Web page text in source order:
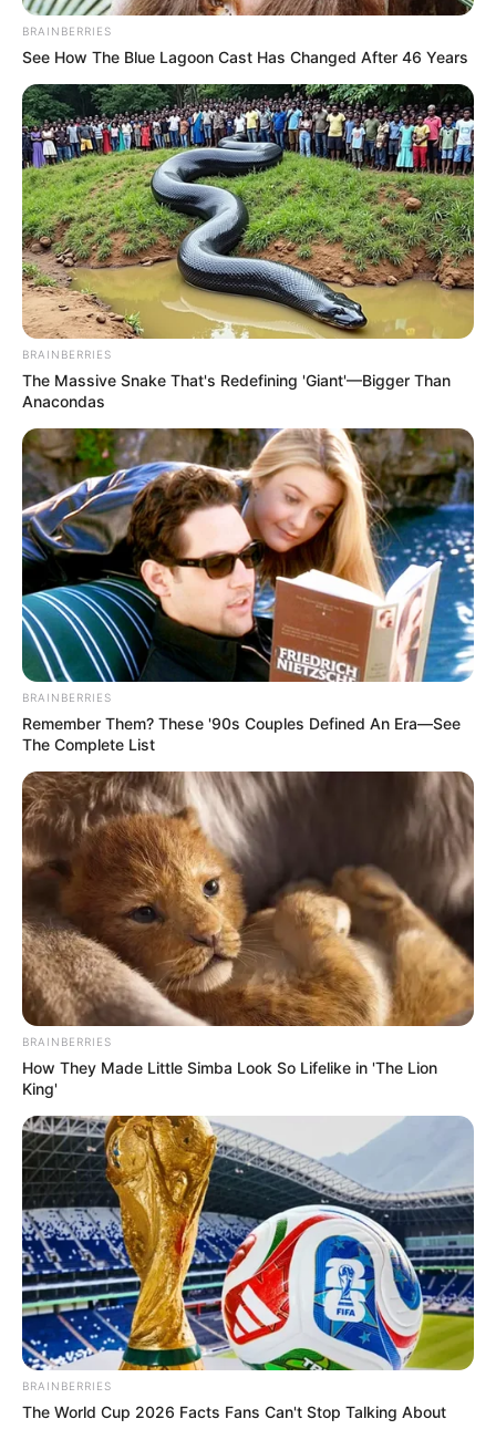
Tisza listáját az országgyűlési választáson, és az
április 12-i győzelem után engem javasol arra, hogy
vezessem a
Tisza-kormányt és a szeretett hazánkat”
– közölte Facebook-oldalán Magyar Péter.
A párt elnöke elfogadta a „megtisztelő felkérést”,
majd úgy fogalmazott, hogy „készen állok minden
tudásommal és energiámmal Magyarországot és a
honfitársaimat szolgálni”.
BRAINBERRIES
See How The Blue Lagoon Cast Has Changed After 46 Years
BRAINBERRIES
The Massive Snake That's Redefining 'Giant'—Bigger Than
Anacondas
BRAINBERRIES
Remember Them? These '90s Couples Defined An Era—See
The Complete List
BRAINBERRIES
How They Made Little Simba Look So Lifelike in 'The Lion
King'
BRAINBERRIES
The World Cup 2026 Facts Fans Can't Stop Talking About